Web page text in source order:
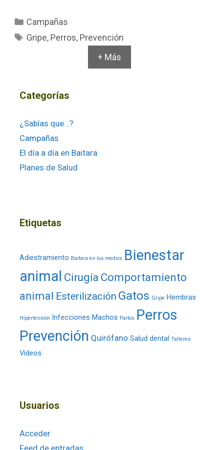
Categorías
Campañas
Etiquetas
Gripe, Perros, Prevención
+ Más
Categorías
¿Sabías que…?
Campañas
El día a día en Baitara
Planes de Salud
Etiquetas
Adiestramiento Baitara en los medios Bienestar
animal Cirugía Comportamiento
animal Esterilización Gatos Gripe Hembras
Hipertensión Infecciones Machos Partos Perros
Prevención Quirófano Salud dental Talleres
Vídeos
Usuarios
Acceder
Feed de entradas